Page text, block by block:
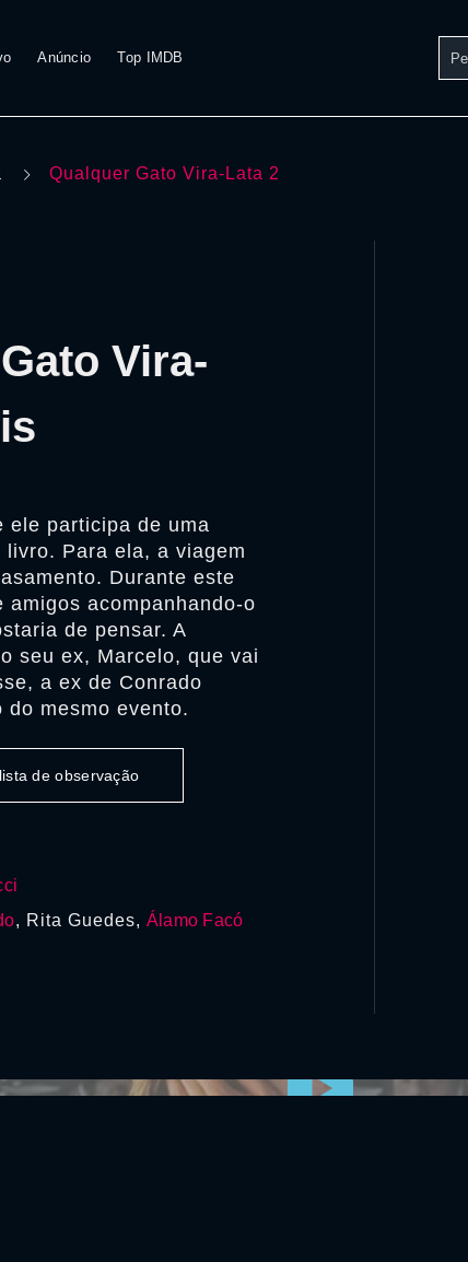
Anúncio Top IMDB
Qualquer Gato Vira-Lata 2
Vira-
ele participa de uma
Para ela, a viagem
Durante este
acompanhando-o
de pensar. A
seu ex, Marcelo, que vai
a ex de Conrado
mesmo evento.
de observação
, Rita Guedes, Álamo Facó